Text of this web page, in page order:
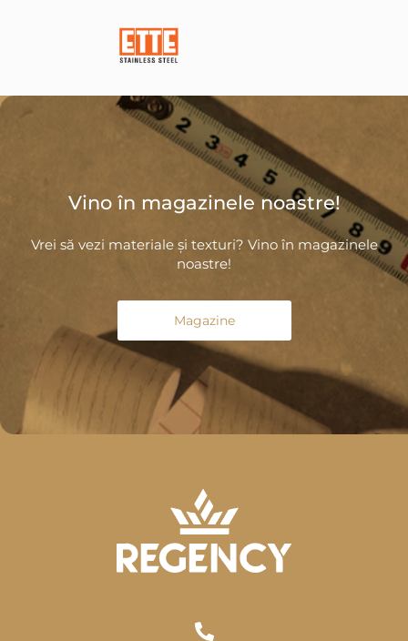
Vino în magazinele noastre!
Vrei să vezi materiale și texturi? Vino în magazinele
noastre!
Magazine